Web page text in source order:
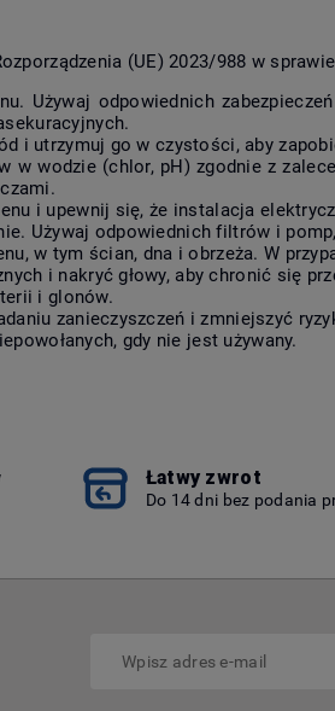
(UE) 2023/988 w
Używaj odpowiednich
i utrzymuj go w czystości, aby
wodzie (chlor, pH) zgodnie z
i upewnij się, że instalacja
Używaj odpowiednich filtrów i
w tym ścian, dna i obrzeża. W
i nakryć głowy, aby chronić się
i glonów.
zanieczyszczeń i zmniejszyć
gdy nie jest używany.
Łatwy zwrot
Do 14 dni bez podania